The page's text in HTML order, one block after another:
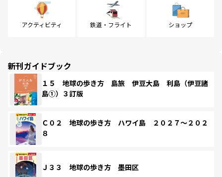
アクティビティ 鉄道・フライト ショップ
新刊ガイドブック
１５ 地球の歩き方 島旅 伊豆大島 利島（伊豆諸
島①）３訂版
Ｃ０２ 地球の歩き方 ハワイ島 ２０２７～２０２
８
Ｊ３３ 地球の歩き方 墨田区